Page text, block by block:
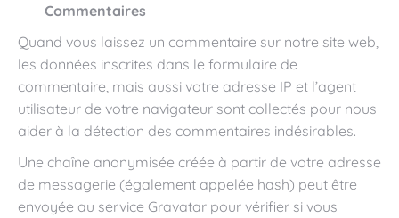
Commentaires
Quand vous laissez un commentaire sur notre site web,
les données inscrites dans le formulaire de
commentaire, mais aussi votre adresse IP et l’agent
utilisateur de votre navigateur sont collectés pour nous
aider à la détection des commentaires indésirables.
Une chaîne anonymisée créée à partir de votre adresse
de messagerie (également appelée hash) peut être
envoyée au service Gravatar pour vérifier si vous